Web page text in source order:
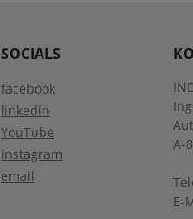
SOCIALS
facebook
linkedin
YouTube
instagram
email
A-
E-